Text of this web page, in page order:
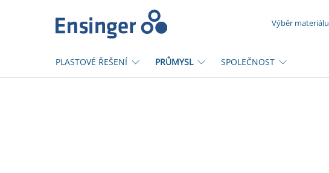
Výběr materiálu
PLASTOVÉ ŘEŠENÍ PRŮMYSL SPOLEČNOST